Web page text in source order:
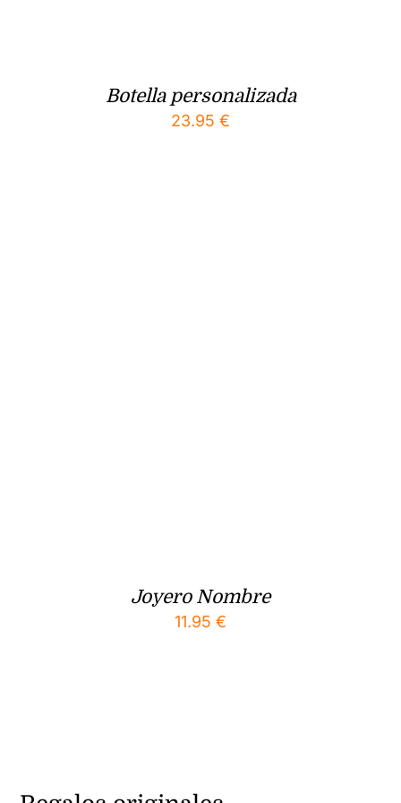
Botella personalizada
23.95 €
Joyero Nombre
11.95 €